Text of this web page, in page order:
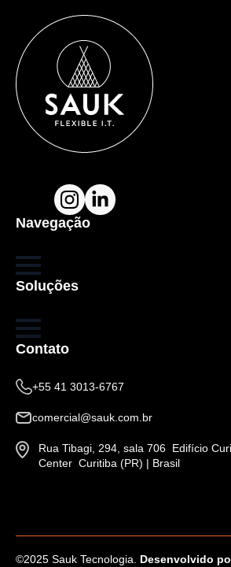
Navegação
Soluções
Contato
+55 41 3013-6767
comercial@sauk.com.br
Rua Tibagi, 294, sala 706 Edifício
Center Curitiba (PR) | Brasil
©2025 Sauk Tecnologia. Desenvolvido